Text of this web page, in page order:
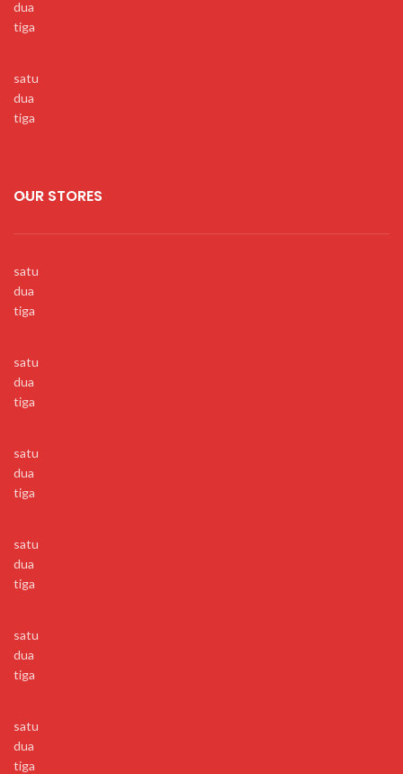
dua
tiga
satu
dua
tiga
OUR STORES
satu
dua
tiga
satu
dua
tiga
satu
dua
tiga
satu
dua
tiga
satu
dua
tiga
satu
dua
tiga